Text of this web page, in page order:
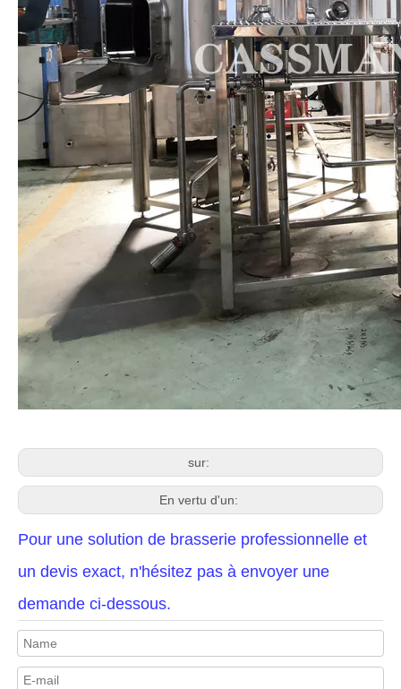
sur:
En vertu d'un:
Pour une solution de brasserie professionnelle et
un devis exact, n'hésitez pas à envoyer une
demande ci-dessous.